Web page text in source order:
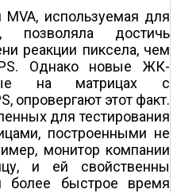
используемая для
позволяла достичь
реакции пиксела, чем
Однако новые ЖК-
на матрицах с
опровергают этот факт.
для тестирования
построенными не
монитор компании
и ей свойственны
более быстрое время